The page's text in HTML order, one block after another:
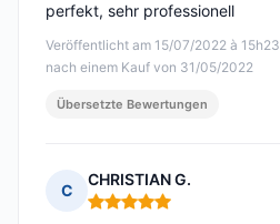
Veröffentlicht am 15/07/2022 à 15h23
nach einem Kauf von 31/05/2022
perfekt, sehr professionell
Übersetzte Bewertungen
C
CHRISTIAN G.
Hinweis: 5 von 5